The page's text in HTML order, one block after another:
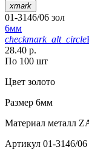
xmark
01-3146/06 зол
6мм
checkmark_alt_circle
28.40 р.
По 100 шт
Цвет золото
Размер 6мм
Материал металл
Артикул 01-3146/06